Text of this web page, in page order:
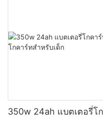
350w 24ah แบตเตอรี่โ